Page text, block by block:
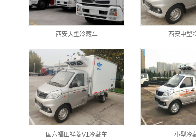
西安大型冷藏车 西安中型
国六福田祥菱V1冷藏车 小型冷